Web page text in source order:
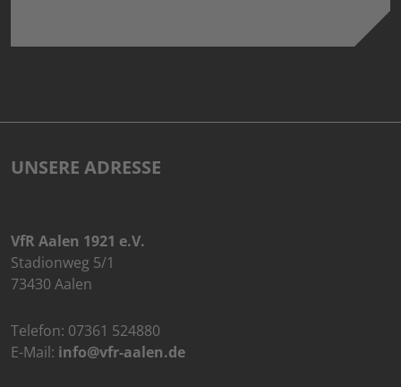
UNSERE ADRESSE
VfR Aalen 1921 e.V.
Stadionweg 5/1
73430 Aalen
Telefon: 07361 524880
E-Mail: info@vfr-aalen.de